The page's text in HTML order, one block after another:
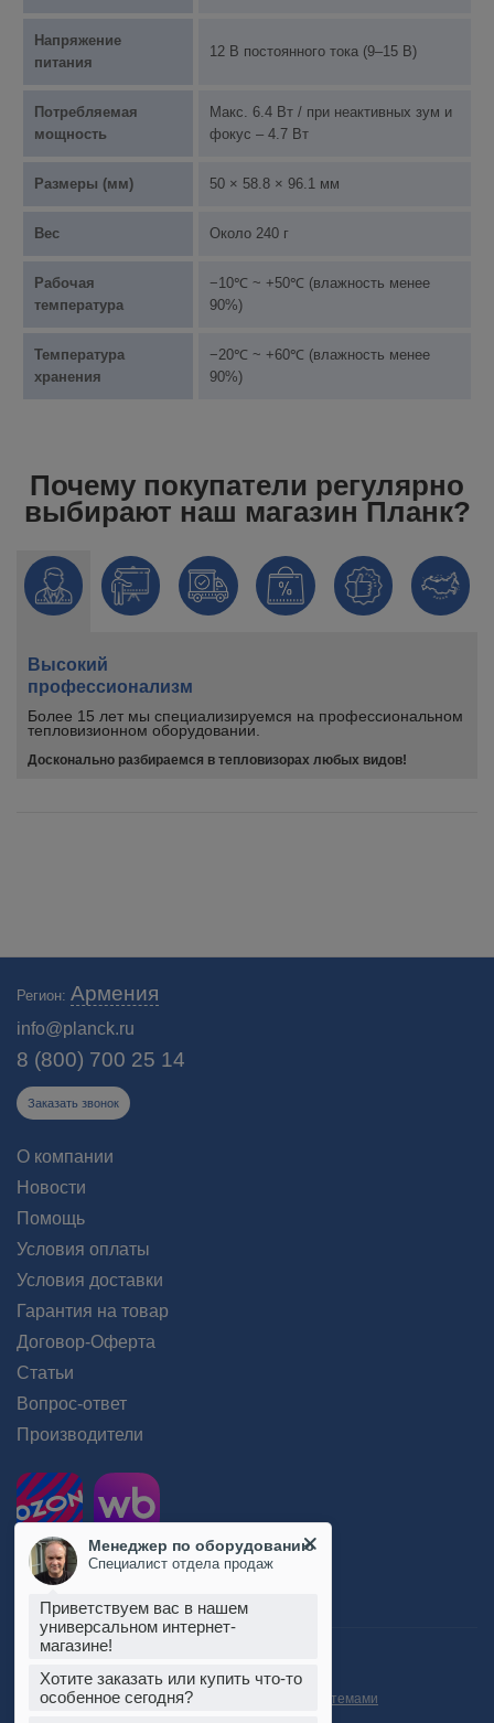
Напряжение
питания
12 В постоянного тока (9–15 В)
Потребляемая
мощность
Макс. 6.4 Вт / при неактивных зум и
фокус – 4.7 Вт
Размеры (мм) 50 × 58.8 × 96.1 мм
Вес Около 240 г
Рабочая
температура
−10℃ ~ +50℃ (влажность менее
90%)
Температура
хранения
−20℃ ~ +60℃ (влажность менее
90%)
Почему покупатели регулярно
выбирают наш магазин Планк?
Высокий
профессионализм
Более 15 лет мы специализируемся на профессиональном
тепловизионном оборудовании.
Досконально разбираемся в тепловизорах любых видов!
Регион: Армения
info@planck.ru
8 (800) 700 25 14
Заказать звонок
О компании
Новости
Помощь
Условия оплаты
Условия доставки
Гарантия на товар
Договор-Оферта
Статьи
Вопрос-ответ
Производители
Пользовательское соглашение
Согласие на обработку персональных данных
Согласие на обработку данных метрическими системами
Менеджер по оборудованию
Специалист отдела продаж
Приветствуем вас в нашем
универсальном интернет-
магазине!
Хотите заказать или купить что-то
особенное сегодня?